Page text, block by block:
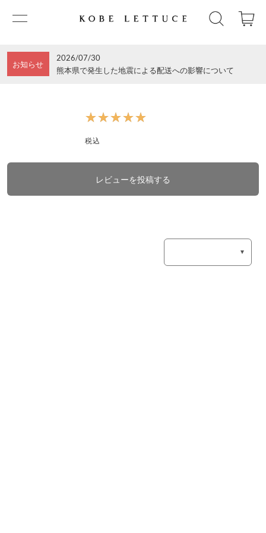
お知らせ
2026/07/30
熊本県で発生した地震による配送への影響について
★★★★★
★★★★★
税込
レビューを投稿する